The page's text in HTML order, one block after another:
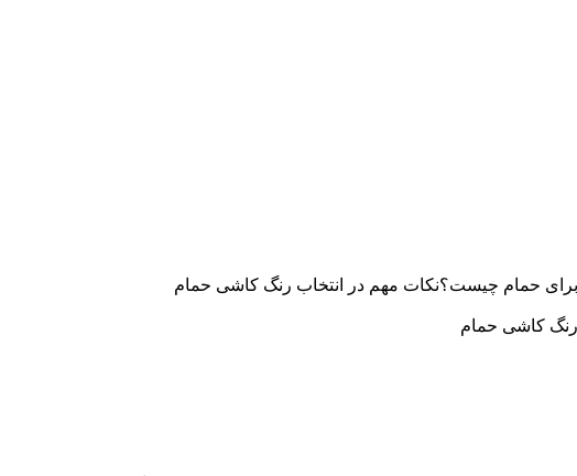
حمام چیست؟نکات مهم در انتخاب رنگ کاشی حمام